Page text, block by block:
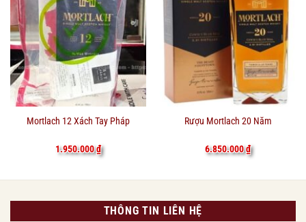
Mortlach 12 Xách Tay Pháp
1.950.000₫
Rượu Mortlach 20 Năm
6.850.000₫
THÔNG TIN LIÊN HỆ